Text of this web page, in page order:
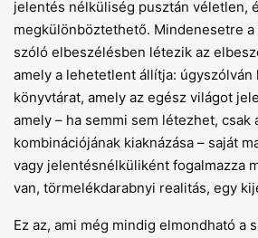
jelentés nélküliség pusztán véletlen,
megkülönböztethető. Mindenesetre
szóló elbeszélésben létezik az
amely a lehetetlent állítja:
könyvtárat, amely az egész világot
amely – ha semmi sem létezhet, csak
kombinációjának kiaknázása – saját
vagy jelentésnélküliként fogalmazza
van, törmelékdarabnyi realitás, egy
Ez az, ami még mindig elmondható a